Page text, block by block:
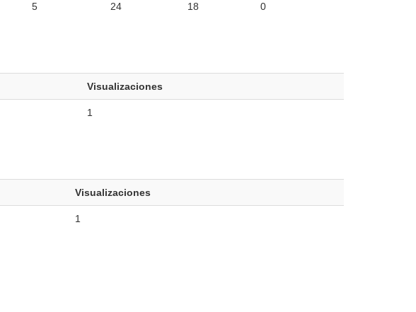
5 24 18 0
Visualizaciones
1
Visualizaciones
1